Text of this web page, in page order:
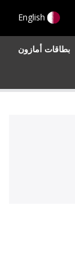
English
بطاقات أمازون